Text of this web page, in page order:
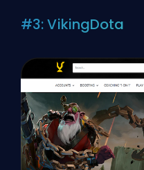
#3: VikingDota